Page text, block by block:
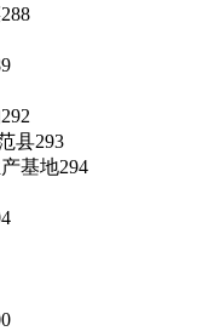
县293
基地294